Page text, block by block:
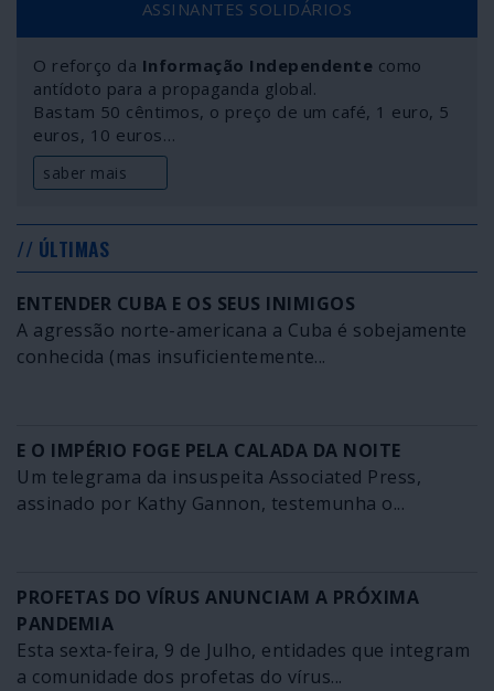
risco” mas sim uma estratégia deliberada – para todos
os efeitos, uma estratégia terrorista.
ASSINANTES SOLIDÁRIOS
O reforço da Informação Independente como
antídoto para a propaganda global.
Bastam 50 cêntimos, o preço de um café, 1 euro, 5
euros, 10 euros…
saber mais
// ÚLTIMAS
ENTENDER CUBA E OS SEUS INIMIGOS
A agressão norte-americana a Cuba é sobejamente
conhecida (mas insuficientemente...
E O IMPÉRIO FOGE PELA CALADA DA NOITE
Um telegrama da insuspeita Associated Press,
assinado por Kathy Gannon, testemunha o...
PROFETAS DO VÍRUS ANUNCIAM A PRÓXIMA
PANDEMIA
Esta sexta-feira, 9 de Julho, entidades que integram
a comunidade dos profetas do vírus...